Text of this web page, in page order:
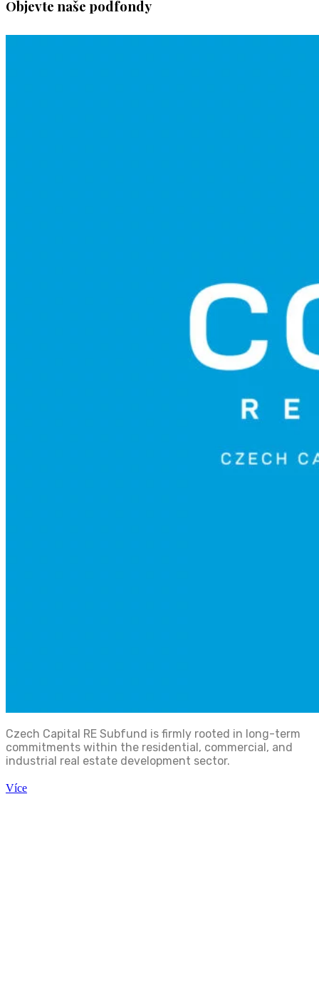
Objevte naše podfondy
Czech Capital RE Subfund is firmly rooted in long-term
commitments within the residential, commercial, and
industrial real estate development sector.
Více